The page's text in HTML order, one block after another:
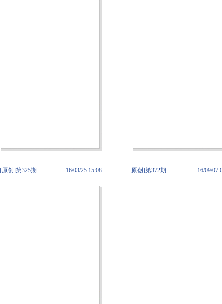
[原创]第325期 16/03/25 15:08 原创]第372期 16/09/07